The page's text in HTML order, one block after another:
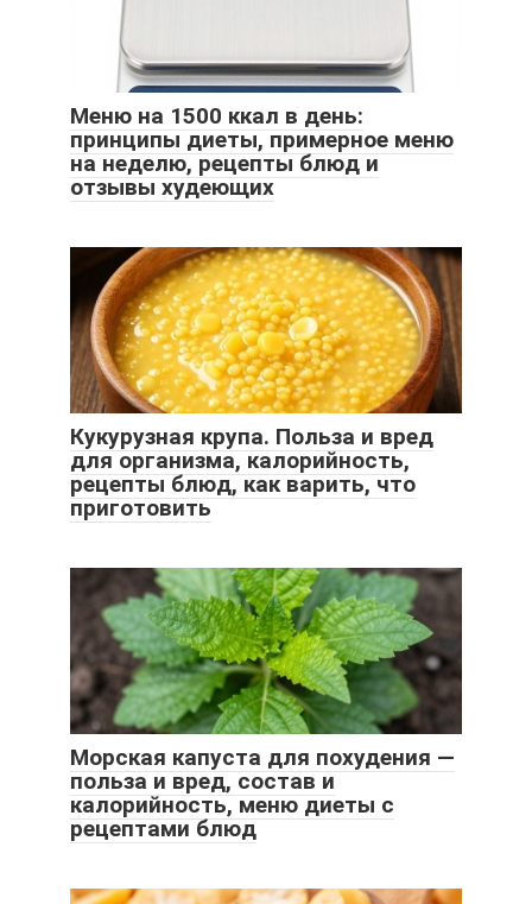
Меню на 1500 ккал в день:
принципы диеты, примерное меню
на неделю, рецепты блюд и
отзывы худеющих
Кукурузная крупа. Польза и вред
для организма, калорийность,
рецепты блюд, как варить, что
приготовить
Морская капуста для похудения —
польза и вред, состав и
калорийность, меню диеты с
рецептами блюд